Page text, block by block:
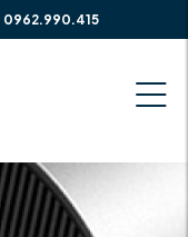
0962.990.415